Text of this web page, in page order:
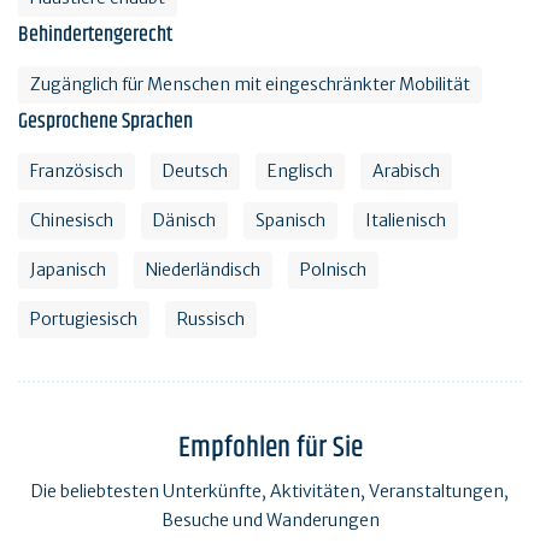
Behindertengerecht
Zugänglich für Menschen mit eingeschränkter Mobilität
Gesprochene Sprachen
Französisch Deutsch Englisch Arabisch
Chinesisch Dänisch Spanisch Italienisch
Japanisch Niederländisch Polnisch
Portugiesisch Russisch
Empfohlen für Sie
Die beliebtesten Unterkünfte, Aktivitäten, Veranstaltungen,
Besuche und Wanderungen